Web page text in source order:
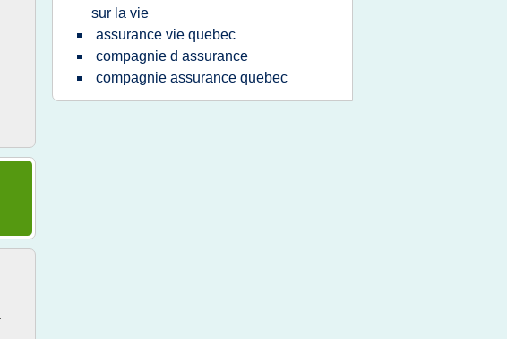
sur la vie
assurance vie quebec
compagnie d assurance
compagnie assurance quebec